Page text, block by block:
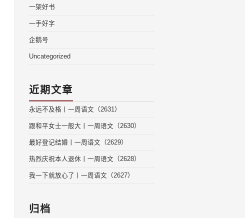
一架好书
一手好字
企鹅号
Uncategorized
近期文章
永远不及格丨一周语文（2631）
跟和平女士一般大丨一周语文（2630）
最好登记结婚丨一周语文（2629）
热烈庆祝本人退休丨一周语文（2628）
我一下就放心了丨一周语文（2627）
归档